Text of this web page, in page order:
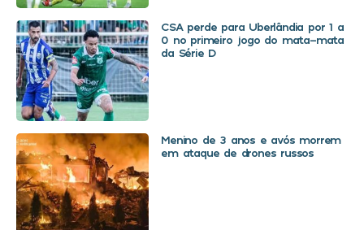
CSA perde para Uberlândia por 1 a
0 no primeiro jogo do mata-mata
da Série D
Menino de 3 anos e avós morrem
em ataque de drones russos